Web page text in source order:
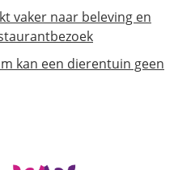
vaker naar beleving en
kan een dierentuin geen